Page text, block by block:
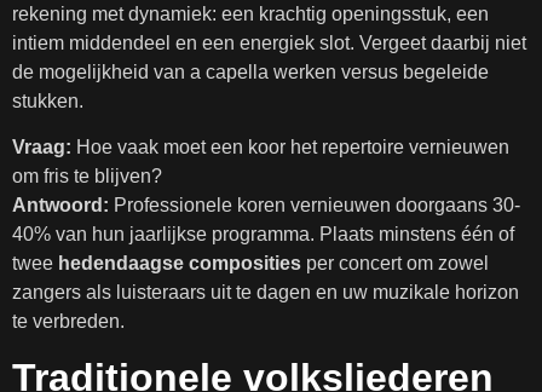
rekening met dynamiek: een krachtig openingsstuk, een
intiem middendeel en een energiek slot. Vergeet daarbij niet
de mogelijkheid van a capella werken versus begeleide
stukken.
Vraag: Hoe vaak moet een koor het repertoire vernieuwen
om fris te blijven?
Antwoord: Professionele koren vernieuwen doorgaans 30-
40% van hun jaarlijkse programma. Plaats minstens één of
twee hedendaagse composities per concert om zowel
zangers als luisteraars uit te dagen en uw muzikale horizon
te verbreden.
Traditionele volksliederen